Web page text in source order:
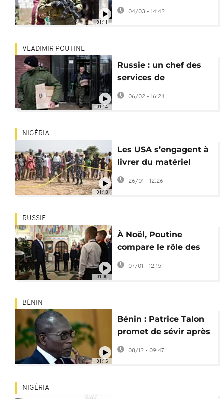
01:11
massacre de civils en
2020
04/03 - 14:42
01:14
VLADIMIR POUTINE
Russie : un chef des
services de
renseignement
06/02 - 16:24
01:13
NIGÉRIA
Les USA s’engagent à
livrer du matériel
militaire au Nigéria
26/01 - 12:26
01:00
RUSSIE
À Noël, Poutine
compare le rôle des
soldats russes à celui
du Christ
07/01 - 12:15
01:15
BÉNIN
Bénin : Patrice Talon
promet de sévir après
la tentative de coup
d'État
08/12 - 09:47
NIGÉRIA